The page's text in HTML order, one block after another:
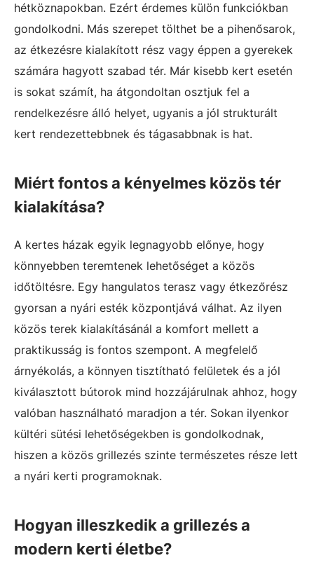
hétköznapokban. Ezért érdemes külön funkciókban
gondolkodni. Más szerepet tölthet be a pihenősarok,
az étkezésre kialakított rész vagy éppen a gyerekek
számára hagyott szabad tér. Már kisebb kert esetén
is sokat számít, ha átgondoltan osztjuk fel a
rendelkezésre álló helyet, ugyanis a jól strukturált
kert rendezettebbnek és tágasabbnak is hat.
Miért fontos a kényelmes közös tér
kialakítása?
A kertes házak egyik legnagyobb előnye, hogy
könnyebben teremtenek lehetőséget a közös
időtöltésre. Egy hangulatos terasz vagy étkezőrész
gyorsan a nyári esték központjává válhat. Az ilyen
közös terek kialakításánál a komfort mellett a
praktikusság is fontos szempont. A megfelelő
árnyékolás, a könnyen tisztítható felületek és a jól
kiválasztott bútorok mind hozzájárulnak ahhoz, hogy
valóban használható maradjon a tér. Sokan ilyenkor
kültéri sütési lehetőségekben is gondolkodnak,
hiszen a közös grillezés szinte természetes része lett
a nyári kerti programoknak.
Hogyan illeszkedik a grillezés a
modern kerti életbe?